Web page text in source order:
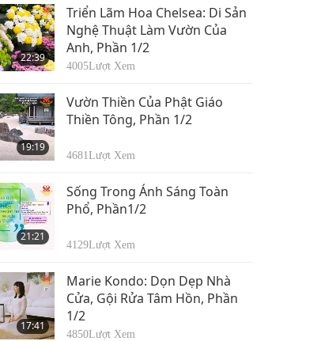
22:39
Triển Lãm Hoa Chelsea: Di Sản
Nghệ Thuật Làm Vườn Của
Anh, Phần 1/2
4005Lượt Xem
19:19
Vườn Thiền Của Phật Giáo
Thiền Tông, Phần 1/2
4681Lượt Xem
21:21
Sống Trong Ánh Sáng Toàn
Phổ, Phần1/2
4129Lượt Xem
17:41
Marie Kondo: Dọn Dẹp Nhà
Cửa, Gội Rửa Tâm Hồn, Phần
1/2
4850Lượt Xem